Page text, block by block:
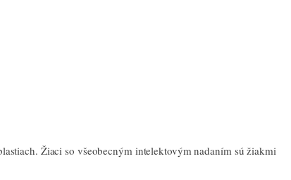
Žiaci so všeobecným intelektovým nadaním sú žiakmi